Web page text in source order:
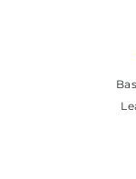
Lea algunas de las opiniones